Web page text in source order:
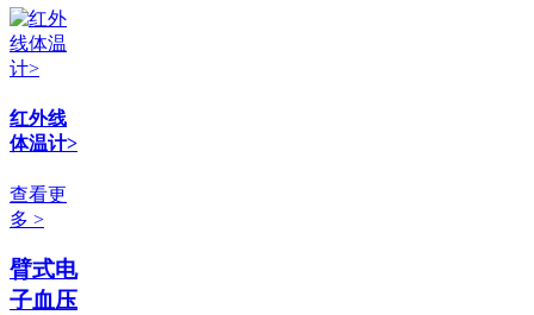
红外线
体温计>
查看更
多 >
臂式电
子血压